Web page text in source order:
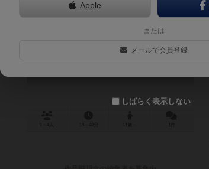
Apple
または
メールで会員登録
しばらく表示しない